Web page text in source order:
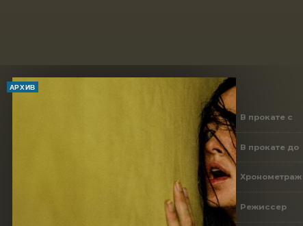
АРХИВ
В прокате с
В прокате до
Хронометраж
Режиссер